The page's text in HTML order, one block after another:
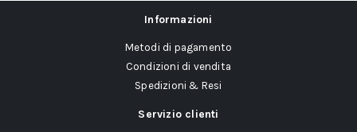
Informazioni
Metodi di pagamento
Condizioni di vendita
Spedizioni & Resi
Servizio clienti